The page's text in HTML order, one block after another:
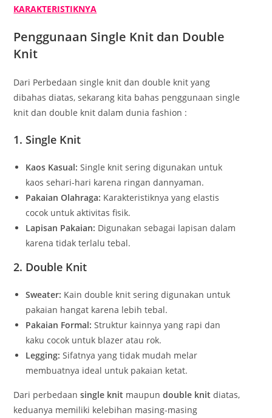
KARAKTERISTIKNYA
Penggunaan Single Knit dan Double
Knit
Dari Perbedaan single knit dan double knit yang
dibahas diatas, sekarang kita bahas penggunaan single
knit dan double knit dalam dunia fashion :
1. Single Knit
Kaos Kasual: Single knit sering digunakan untuk
kaos sehari-hari karena ringan dannyaman.
Pakaian Olahraga: Karakteristiknya yang elastis
cocok untuk aktivitas fisik.
Lapisan Pakaian: Digunakan sebagai lapisan dalam
karena tidak terlalu tebal.
2. Double Knit
Sweater: Kain double knit sering digunakan untuk
pakaian hangat karena lebih tebal.
Pakaian Formal:Struktur kainnya yang rapi dan
kaku cocok untuk blazer atau rok.
Legging: Sifatnya yang tidak mudah melar
membuatnya ideal untuk pakaian ketat.
Dari perbedaansingle knit maupundouble knit diatas,
keduanya memiliki kelebihan masing-masing